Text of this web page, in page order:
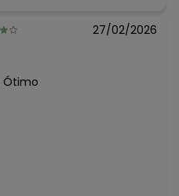
27/02/2026
Ótimo